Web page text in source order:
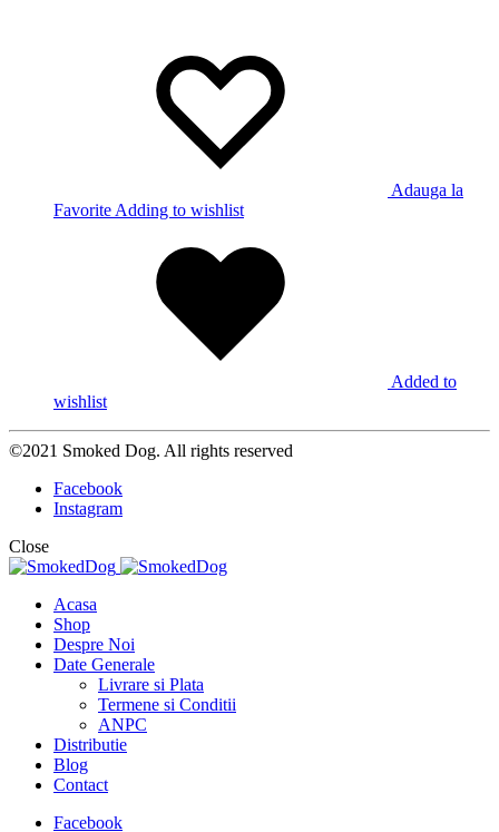
Adauga la
Favorite Adding to wishlist
Added to
wishlist
©2021 Smoked Dog. All rights reserved
Facebook
Instagram
Close
Acasa
Shop
Despre Noi
Date Generale
Livrare si Plata
Termene si Conditii
ANPC
Distributie
Blog
Contact
Facebook